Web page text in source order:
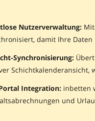
Nutzerverwaltung:
damit Ihre
Synchronisierung:
Schichtkalenderansicht,
Integration: inbetten
und